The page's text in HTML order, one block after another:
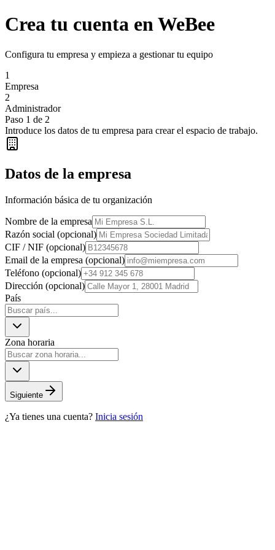
Crea tu cuenta enWeBee
Configura tu empresa y empieza a gestionar tu equipo
1
Empresa
2
Administrador
Paso 1 de 2
Introduce los datos de tu empresa para crear el espacio de trabajo.
Datos de la empresa
Información básica de tu organización
Nombre de la empresa
Razón social (opcional)
CIF / NIF (opcional)
Email de la empresa (opcional)
Teléfono (opcional)
Dirección (opcional)
País
Zona horaria
Siguiente
¿Ya tienes una cuenta? Inicia sesión